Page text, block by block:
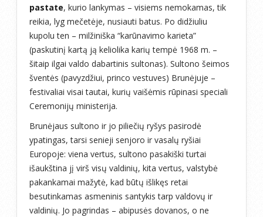
pastate, kurio lankymas – visiems nemokamas, tik
reikia, lyg mečetėje, nusiauti batus. Po didžiuliu
kupolu ten – milžiniška “karūnavimo karieta”
(paskutinį kartą ją keliolika karių tempė 1968 m. –
šitaip ilgai valdo dabartinis sultonas). Sultono šeimos
šventės (pavyzdžiui, princo vestuves) Brunėjuje –
festivaliai visai tautai, kurių vaišėmis rūpinasi speciali
Ceremonijų ministerija.
Brunėjaus sultono ir jo piliečių ryšys pasirodė
ypatingas, tarsi senieji senjoro ir vasalų ryšiai
Europoje: viena vertus, sultono pasakiški turtai
išaukština jį virš visų valdinių, kita vertus, valstybė
pakankamai mažytė, kad būtų išlikęs retai
besutinkamas asmeninis santykis tarp valdovų ir
valdinių. Jo pagrindas – abipusės dovanos, o ne